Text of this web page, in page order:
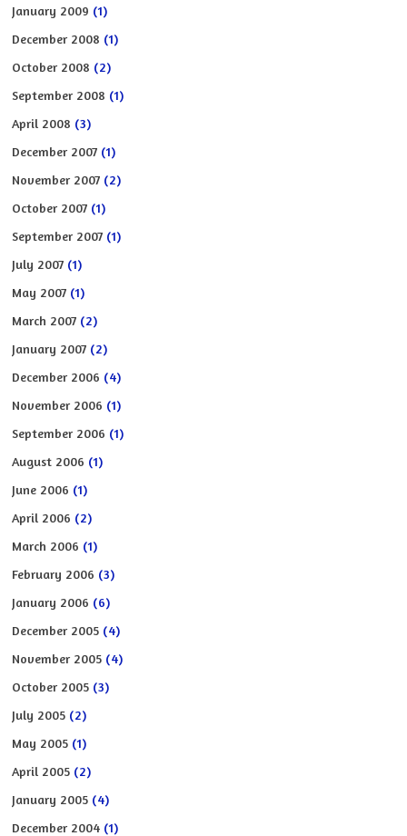
January 2009 (1)
December 2008 (1)
October 2008 (2)
September 2008 (1)
April 2008 (3)
December 2007 (1)
November 2007 (2)
October 2007 (1)
September 2007 (1)
July 2007 (1)
May 2007 (1)
March 2007 (2)
January 2007 (2)
December 2006 (4)
November 2006 (1)
September 2006 (1)
August 2006 (1)
June 2006 (1)
April 2006 (2)
March 2006 (1)
February 2006 (3)
January 2006 (6)
December 2005 (4)
November 2005 (4)
October 2005 (3)
July 2005 (2)
May 2005 (1)
April 2005 (2)
January 2005 (4)
December 2004 (1)